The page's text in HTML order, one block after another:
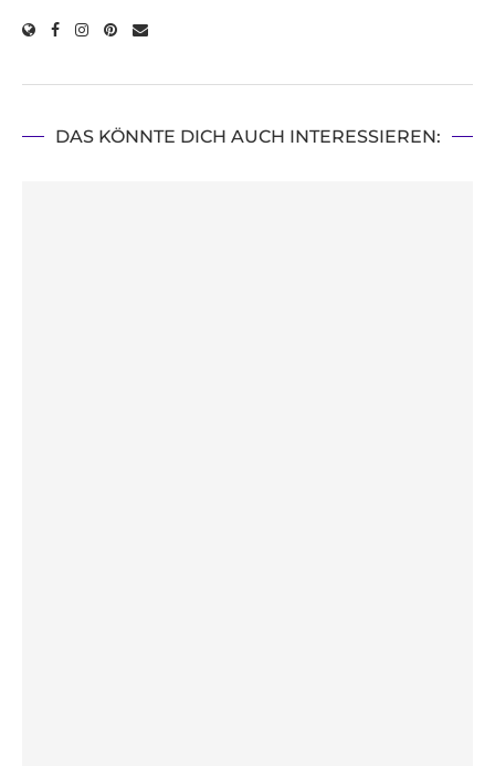
DAS KÖNNTE DICH AUCH INTERESSIEREN: